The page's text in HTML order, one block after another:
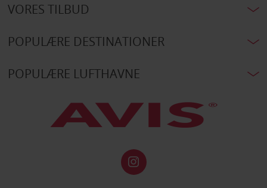
VORES TILBUD
POPULÆRE DESTINATIONER
POPULÆRE LUFTHAVNE